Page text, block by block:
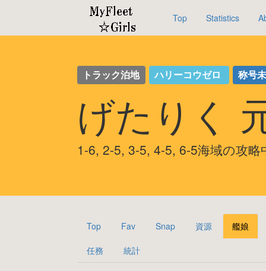
Top Statistics
トラック泊地 ハリーコウゼロ 称号
げたりく
1-6, 2-5, 3-5, 4-5, 6-5海域の攻略
Top Fav Snap 資源 艦娘
任務 統計